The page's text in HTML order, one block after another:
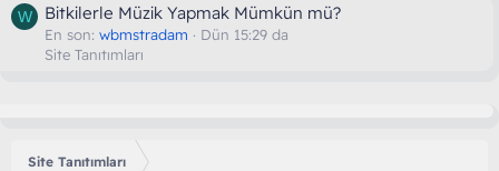
W Bitkilerle Müzik Yapmak Mümkün mü?
En son: wbmstradam
Dün 15:29 da
Site Tanıtımları
Site Tanıtımları